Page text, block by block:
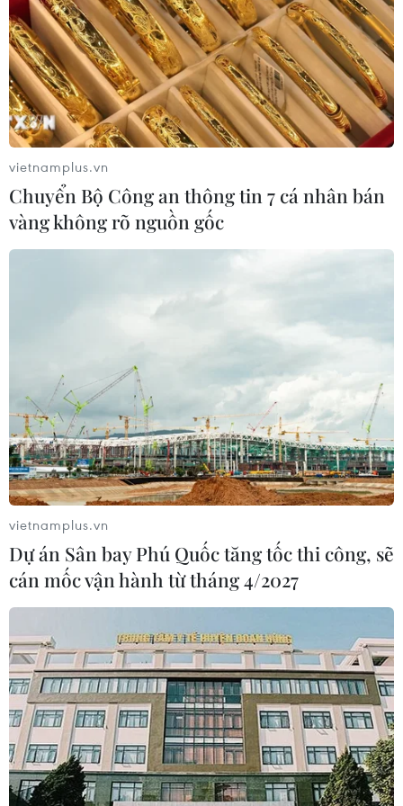
Tranh con giáp: Cuộc chuyển mình từ
những sáng tác làm quà tặng
06/03/2019 00:07
Tên tuổi, sự nghiệp của cố danh họa Bùi Xuân Phái gắn
liền với những tác phẩm về phố phường Hà Nội. Thế
nhưng, ông là một trong những họa sỹ đầu tiên khơi mở
dòng tranh con giáp ở Việt Nam.
vietnamplus.vn
Chuyển Bộ Công an thông tin 7 cá nhân bán
vàng không rõ nguồn gốc
vietnamplus.vn
Dự án Sân bay Phú Quốc tăng tốc thi công, sẽ
cán mốc vận hành từ tháng 4/2027